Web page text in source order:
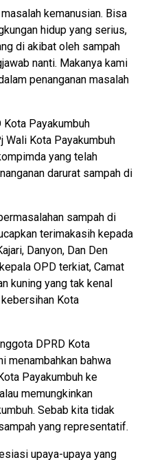
kemanusian. Bisa
hidup yang serius,
di akibat oleh sampah
nanti. Makanya kami
penanganan masalah
Payakumbuh
Kota Payakumbuh
yang telah
darurat sampah di
sampah di
terimakasih kepada
Danyon, Dan Den
OPD terkiat, Camat
kuning yang tak kenal
Kota
DPRD Kota
menambahkan bahwa
Payakumbuh ke
memungkinkan
Sebab kita tidak
yang representatif.
upaya-upaya yang